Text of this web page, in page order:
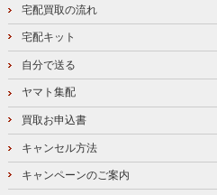
宅配買取の流れ
宅配キット
自分で送る
ヤマト集配
買取お申込書
キャンセル方法
キャンペーンのご案内